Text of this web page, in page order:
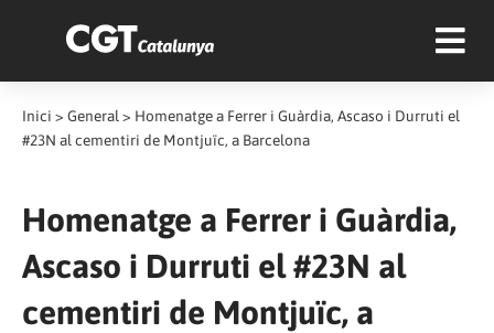
Inici > General > Homenatge a Ferrer i Guàrdia, Ascaso i Durruti el
#23N al cementiri de Montjuïc, a Barcelona
Homenatge a Ferrer i Guàrdia,
Ascaso i Durruti el #23N al
cementiri de Montjuïc, a